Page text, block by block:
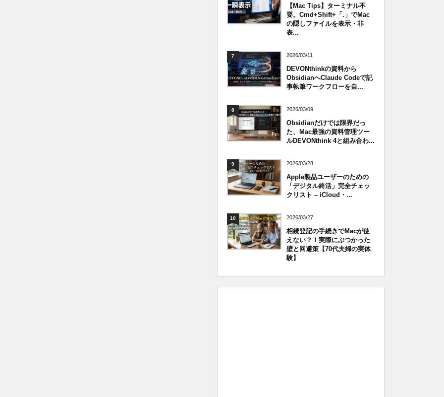
【Mac Tips】ターミナル不
要。Cmd+Shift+「.」でMac
の隠しファイルを表示・非
表...
7 2026/03/11
DEVONthinkの資料から
ObsidianへClaude Codeで記
事執筆ワークフローを自...
8 2026/03/09
Obsidianだけでは限界だっ
た、Mac最強の資料管理ツー
ルDEVONthink 4と組み合わ...
9 2026/03/28
Apple製品ユーザーのための
「デジタル終活」完全チェッ
クリスト – iCloud・...
10 2026/03/27
相続登記の手続きでMacが使
えない？！実際にぶつかった
壁と回避策【70代夫婦の実体
験】